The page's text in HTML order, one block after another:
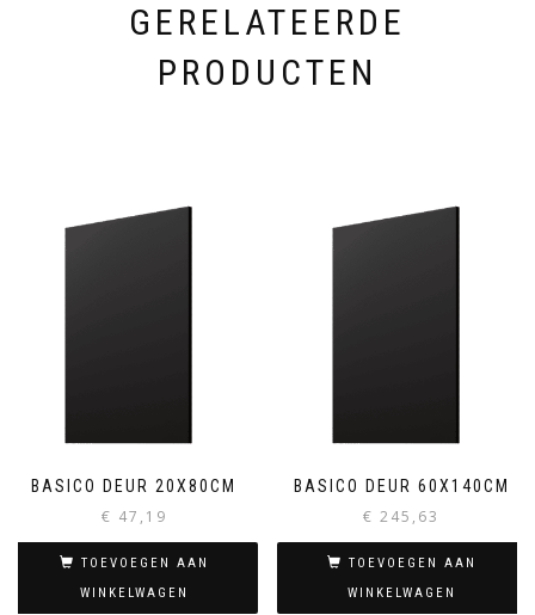
GERELATEERDE
PRODUCTEN
BASICO DEUR 20X80CM
€ 47,19
TOEVOEGEN AAN
WINKELWAGEN
BASICO DEUR 60X140CM
€ 245,63
TOEVOEGEN AAN
WINKELWAGEN